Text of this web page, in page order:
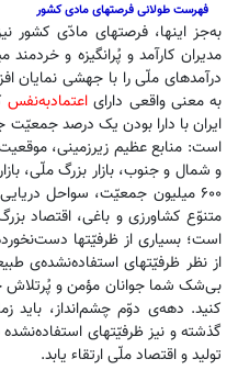
فهرست طولانی فرصتهای مادی کشور
به‌جز اینها، فرصتهای مادّی کشور
مدیران کارآمد و پُرانگیزه و خردمند
درآمدهای ملّی را با جهشی نمایان
به معنی واقعی دارای اعتمادبه‌نفس
است: منابع عظیم زیرزمینی،
۶۰۰ میلیون جمعیّت، سواحل
متنوّع کشاورزی و باغی، اقتصاد
است؛ بسیاری از ظرفیّتها
از نظر ظرفیّتهای استفاده‌نشده‌ی
بی‌شک شما جوانان مؤمن و پُرتلاش
کنید. دهه‌ی دوّم چشم‌انداز، باید
گذشته و نیز ظرفیّتهای
تولید و اقتصاد ملّی ارتقاء یابد.